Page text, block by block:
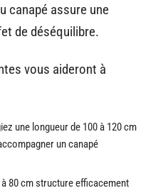
canapé assure une
de déséquilibre.
vous aideront à
une longueur de 100 à 120 cm
un canapé
80 cm structure efficacement